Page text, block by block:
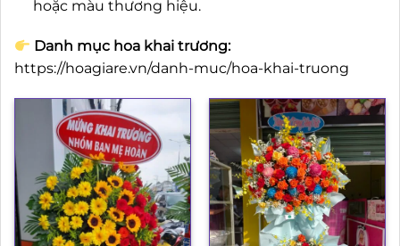
hoặc màu thương hiệu.
Danh mục hoa khai trương:
https://hoagiare.vn/danh-muc/hoa-khai-truong